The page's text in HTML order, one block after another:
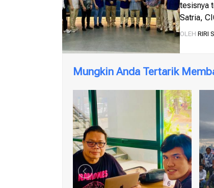
tesisnya
Satria,
ini
OLEH RIRI
Mungkin Anda Tertarik